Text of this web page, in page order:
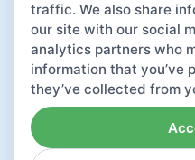
traffic. We also share
our site with our social
analytics partners who
information that you’ve
they’ve collected from